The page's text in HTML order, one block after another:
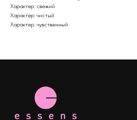
Характер: свежий
Характер: чистый
Характер: чувственный